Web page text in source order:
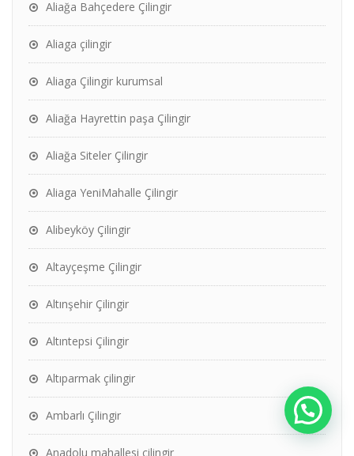
Aliağa Bahçedere Çilingir
Aliaga çilingir
Aliaga Çilingir kurumsal
Aliağa Hayrettin paşa Çilingir
Aliağa Siteler Çilingir
Aliaga YeniMahalle Çilingir
Alibeyköy Çilingir
Altayçeşme Çilingir
Altınşehir Çilingir
Altıntepsi Çilingir
Altıparmak çilingir
Ambarlı Çilingir
Anadolu mahallesi çilingir